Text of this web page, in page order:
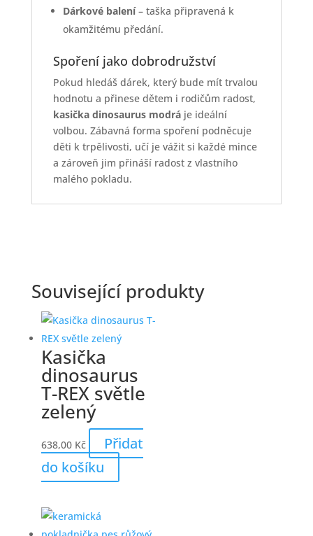
Dárkové balení– taška připravená k
okamžitému předání.
Spoření jako dobrodružství
Pokud hledáš dárek, který bude mít trvalou
hodnotu a přinese dětem i rodičům radost,
kasička dinosaurus modráje ideální
volbou. Zábavná forma spoření podněcuje
děti k trpělivosti, učí je vážit si každé mince
a zároveň jim přináší radost z vlastního
malého pokladu.
Související produkty
Kasička
dinosaurus
T-REX světle
zelený
638,00 Kč
Přidat
do košíku